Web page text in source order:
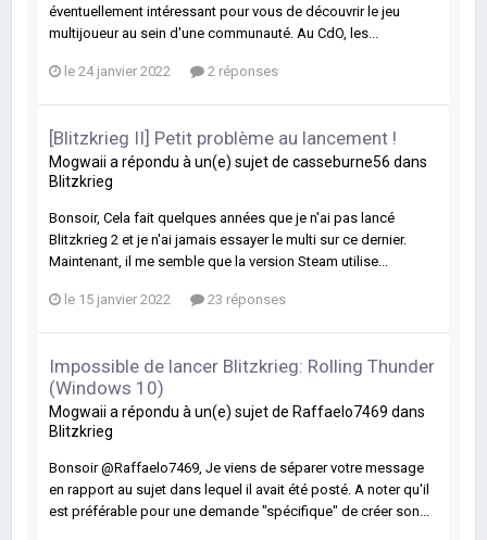
éventuellement intéressant pour vous de découvrir le jeu
multijoueur au sein d'une communauté. Au CdO, les...
le 24 janvier 2022 2 réponses
[Blitzkrieg II] Petit problème au lancement !
Mogwaii a répondu à un(e) sujet de casseburne56 dans
Blitzkrieg
Bonsoir, Cela fait quelques années que je n'ai pas lancé
Blitzkrieg 2 et je n'ai jamais essayer le multi sur ce dernier.
Maintenant, il me semble que la version Steam utilise...
le 15 janvier 2022 23 réponses
Impossible de lancer Blitzkrieg: Rolling Thunder
(Windows 10)
Mogwaii a répondu à un(e) sujet de Raffaelo7469 dans
Blitzkrieg
Bonsoir @Raffaelo7469, Je viens de séparer votre message
en rapport au sujet dans lequel il avait été posté. A noter qu'il
est préférable pour une demande "spécifique" de créer son...